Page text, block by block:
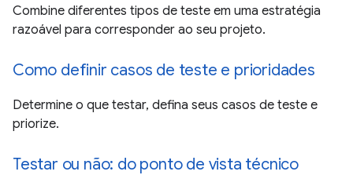
Combine diferentes tipos de teste em uma estratégia
razoável para corresponder ao seu projeto.
Como definir casos de teste e prioridades
Determine o que testar, defina seus casos de teste e
priorize.
Testar ou não: do ponto de vista técnico